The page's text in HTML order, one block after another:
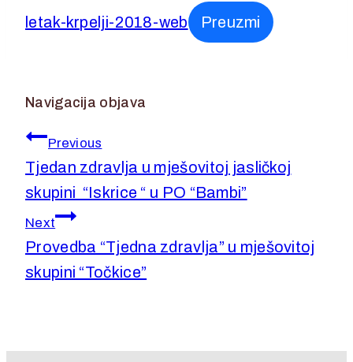
letak-krpelji-2018-web Preuzmi
Navigacija objava
Previous
Tjedan zdravlja u mješovitoj jasličkoj
skupini “Iskrice “ u PO “Bambi”
Next
Provedba “Tjedna zdravlja” u mješovitoj
skupini “Točkice”